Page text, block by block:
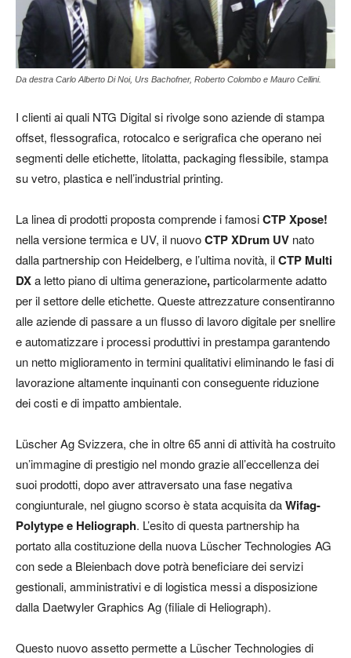
Da destra Carlo Alberto Di Noi, Urs Bachofner, Roberto Colombo e Mauro Cellini.
I clientiai quali NTG Digital si rivolge sono aziende di stampa
offset, flessografica, rotocalco e serigrafica che operano nei
segmenti delle etichette, litolatta, packaging flessibile, stampa
su vetro, plastica e nell’industrial printing.
La linea di prodotti proposta comprende i famosiCTP Xpose!
nella versione termica e UV, il nuovoCTP XDrum UV nato
dalla partnership con Heidelberg, e l’ultima novità, ilCTP Multi
DXa letto piano di ultima generazione,particolarmente adatto
per il settore delle etichette. Queste attrezzature consentiranno
alle aziende di passare a un flusso di lavoro digitale per snellire
e automatizzare i processi produttivi in prestampa garantendo
un netto miglioramento in termini qualitativi eliminando le fasi di
lavorazione altamente inquinanti con conseguente riduzione
dei costi e di impatto ambientale.
Lüscher Ag Svizzera, che in oltre 65 anni di attività ha costruito
un’immagine di prestigio nel mondo grazie all’eccellenza dei
suoi prodotti, dopo aver attraversato una fase negativa
congiunturale, nel giugno scorso è stata acquisita daWifag-
Polytype e Heliograph. L’esito di questa partnership ha
portato alla costituzione della nuova Lüscher Technologies AG
con sede a Bleienbach dove potrà beneficiare dei servizi
gestionali, amministrativi e di logistica messi a disposizione
dalla Daetwyler Graphics Ag (filiale di Heliograph).
Questo nuovo assetto permette a Lüscher Technologies di